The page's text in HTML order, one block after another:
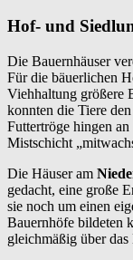
Hof- und
Die Bauernhäuser
Für die bäuerlichen
Viehhaltung größere
konnten die Tiere
Futtertröge hingen
Mistschicht
Die Häuser am
gedacht, eine große
sie noch um einen
Bauernhöfe bildeten
gleichmäßig über